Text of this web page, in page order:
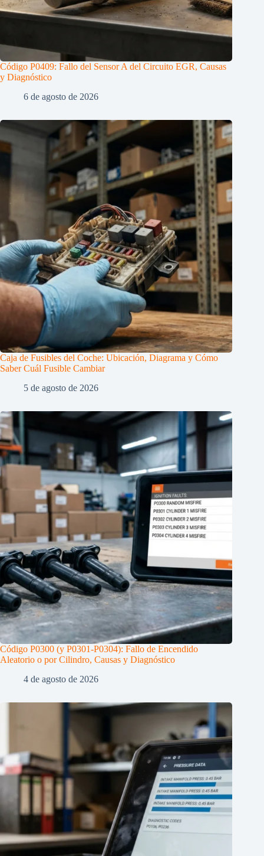
Código P0409: Fallo del Sensor A del Circuito EGR, Causas
y Diagnóstico
6 de agosto de 2026
Caja de Fusibles del Coche: Ubicación, Diagrama y Cómo
Saber Cuál Fusible Cambiar
5 de agosto de 2026
Código P0300 (y P0301-P0304): Fallo de Encendido
Aleatorio o por Cilindro, Causas y Diagnóstico
4 de agosto de 2026